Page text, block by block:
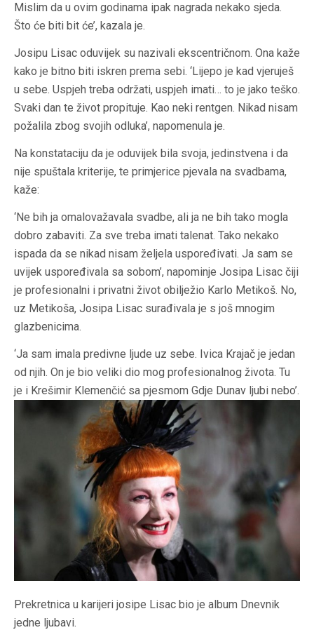
Mislim da u ovim godinama ipak nagrada nekako sjeda.
Što će biti bit će’, kazala je.
Josipu Lisac oduvijek su nazivali ekscentričnom. Ona kaže
kako je bitno biti iskren prema sebi. ‘Lijepo je kad vjeruješ
u sebe. Uspjeh treba održati, uspjeh imati… to je jako teško.
Svaki dan te život propituje. Kao neki rentgen. Nikad nisam
požalila zbog svojih odluka’, napomenula je.
Na konstataciju da je oduvijek bila svoja, jedinstvena i da
nije spuštala kriterije, te primjerice pjevala na svadbama,
kaže:
‘Ne bih ja omalovažavala svadbe, ali ja ne bih tako mogla
dobro zabaviti. Za sve treba imati talenat. Tako nekako
ispada da se nikad nisam željela uspoređivati. Ja sam se
uvijek uspoređivala sa sobom’, napominje Josipa Lisac čiji
je profesionalni i privatni život obilježio Karlo Metikoš. No,
uz Metikoša, Josipa Lisac surađivala je s još mnogim
glazbenicima.
‘Ja sam imala predivne ljude uz sebe. Ivica Krajač je jedan
od njih. On je bio veliki dio mog profesionalnog života. Tu
je i Krešimir Klemenčić sa pjesmom Gdje Dunav ljubi nebo’.
Prekretnica u karijeri josipe Lisac bio je album Dnevnik
jedne ljubavi.